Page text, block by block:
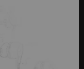
dans notre